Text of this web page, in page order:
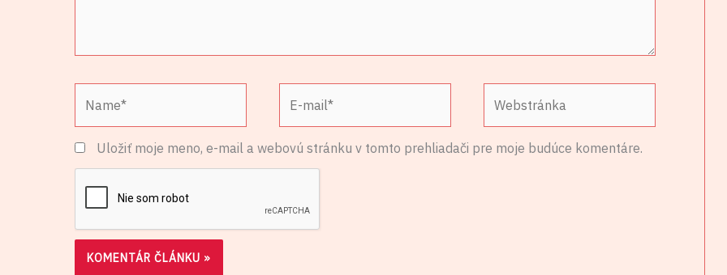
Uložiť moje meno, e-mail a webovú stránku v tomto prehliadači pre moje budúce komentáre.